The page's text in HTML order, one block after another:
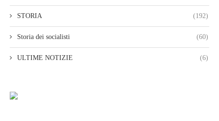
STORIA (192)
Storia dei socialisti (60)
ULTIME NOTIZIE (6)